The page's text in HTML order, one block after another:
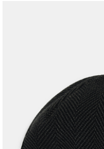
Акции / Новости